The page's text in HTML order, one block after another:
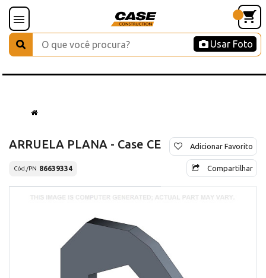
Usar Foto
ARRUELA PLANA - Case CE
Cód./PN 86639334
Adicionar Favorito
Compartilhar